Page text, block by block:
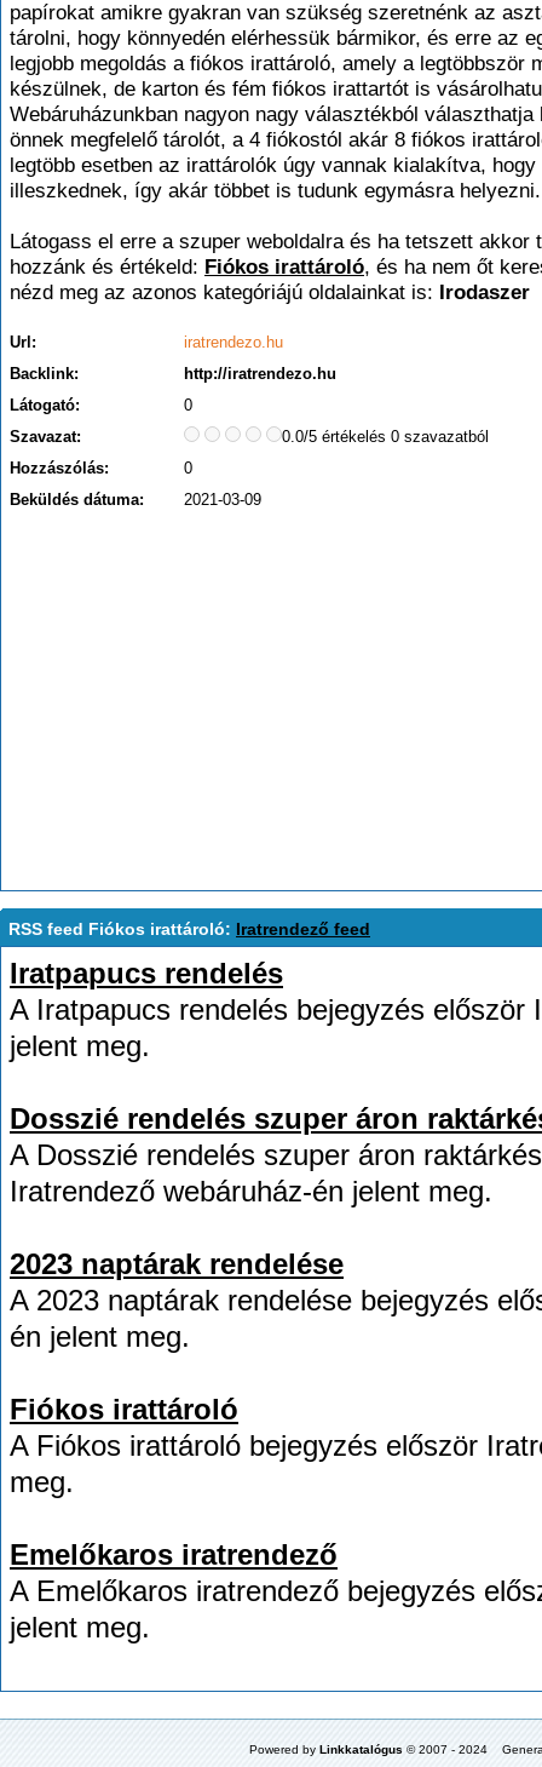
papírokat amikre gyakran van szükség szeretnénk az
tárolni, hogy könnyedén elérhessük bármikor, és erre az
legjobb megoldás a fiókos irattároló, amely a legtöbbször
készülnek, de karton és fém fiókos irattartót is
Webáruházunkban nagyon nagy választékból választhatja
önnek megfelelő tárolót, a 4 fiókostól akár 8 fiókos
legtöbb esetben az irattárolók úgy vannak kialakítva, hogy
illeszkednek, így akár többet is tudunk egymásra helyezni.
Látogass el erre a szuper weboldalra és ha tetszett akkor
hozzánk és értékeld: Fiókos irattároló, és ha nem őt
nézd meg az azonos kategóriájú oldalainkat is: Irodaszer
Url:
iratrendezo.hu
Backlink:
http://iratrendezo.hu
Látogató:
0
Szavazat:
0.0/5 értékelés 0 szavazatból
Hozzászólás:
0
Beküldés dátuma:
2021-03-09
RSS feed Fiókos irattároló: Iratrendező feed
Iratpapucs rendelés
A Iratpapucs rendelés bejegyzés először
jelent meg.
Dosszié rendelés szuper áron
A Dosszié rendelés szuper áron
Iratrendező webáruház-én jelent meg.
2023 naptárak rendelése
A 2023 naptárak rendelése bejegyzés
én jelent meg.
Fiókos irattároló
A Fiókos irattároló bejegyzés először
meg.
Emelőkaros iratrendező
A Emelőkaros iratrendező bejegyzés
jelent meg.
Powered by Linkkatalógus © 2007 - 2024